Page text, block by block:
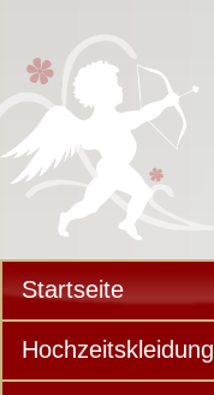
Startseite
Hochzeitskleidung